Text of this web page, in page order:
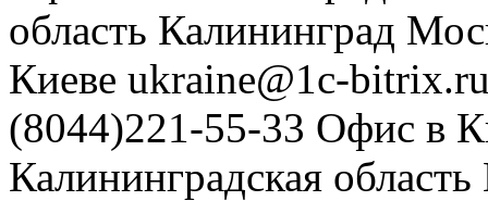
область Калининград
Киеве ukraine@1c-
(8044)221-55-33 Офис в
Калининградская область